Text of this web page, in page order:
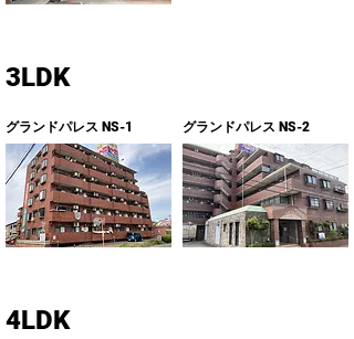
3LDK
グランドパレス NS-1 グランドパレス NS-2
4LDK